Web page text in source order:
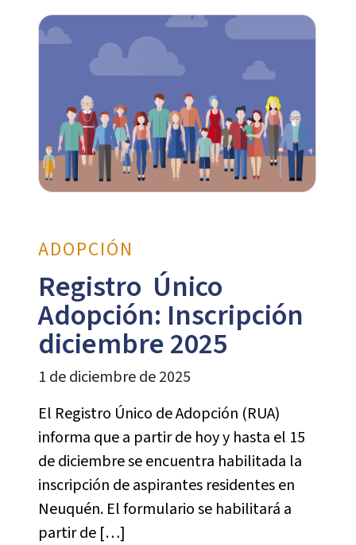
ADOPCIÓN
Registro Único
Adopción: Inscripción
diciembre 2025
1 de diciembre de 2025
El Registro Único de Adopción (RUA)
informa que a partir de hoy y hasta el 15
de diciembre se encuentra habilitada la
inscripción de aspirantes residentes en
Neuquén. El formulario se habilitará a
partir de […]